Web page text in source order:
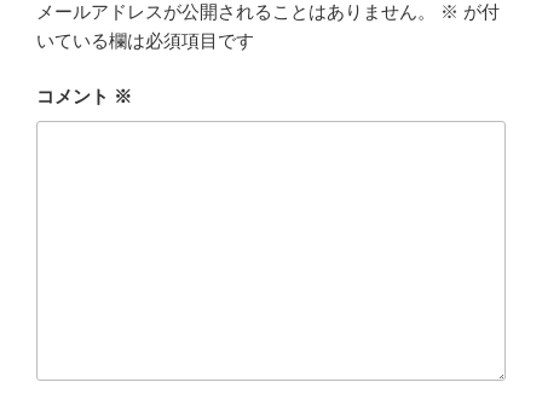
メールアドレスが公開されることはありません。 ※ が付
いている欄は必須項目です
コメント ※